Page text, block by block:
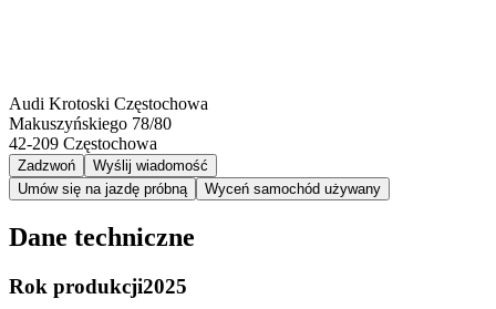
Audi Krotoski Częstochowa
Makuszyńskiego 78/80
42-209 Częstochowa
Zadzwoń
Wyślij wiadomość
Umów się na jazdę próbną
Wyceń samochód używany
Dane techniczne
Rok produkcji2025